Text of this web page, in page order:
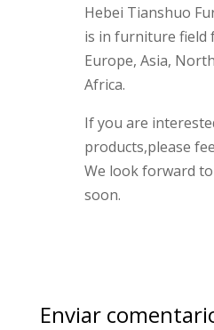
Hebei Tianshuo
is in furniture field
Europe, Asia,
Africa.
If you are
products,please
We look forward
soon.
Enviar